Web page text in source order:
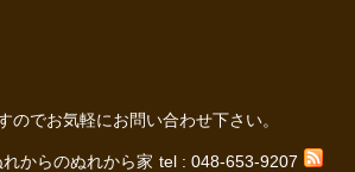
でお気軽にお問い合わせ下さい。
からのぬれから家 tel : 048-653-9207